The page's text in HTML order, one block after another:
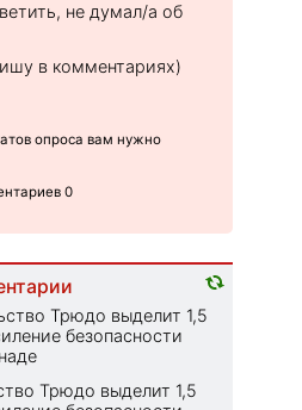
не думал/а об
в комментариях)
опроса вам нужно
0
Трюдо выделит 1,5
безопасности
Трюдо выделит 1,5